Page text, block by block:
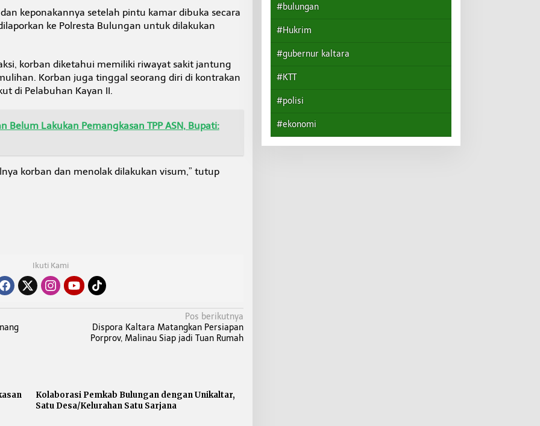
keponakannya setelah pintu kamar dibuka secara
ke Polresta Bulungan untuk dilakukan
korban diketahui memiliki riwayat sakit jantung
Korban juga tinggal seorang diri di kontrakan
di Pelabuhan Kayan II.
Belum Lakukan Pemangkasan TPP ASN, Bupati:
korban dan menolak dilakukan visum,” tutup
Ikuti Kami
Pos berikutnya
Dispora Kaltara Matangkan Persiapan
Porprov, Malinau Siap jadi Tuan Rumah
Kolaborasi Pemkab Bulungan dengan Unikaltar,
Satu Desa/Kelurahan Satu Sarjana
#bulungan
#Hukrim
#gubernur kaltara
#KTT
#polisi
#ekonomi